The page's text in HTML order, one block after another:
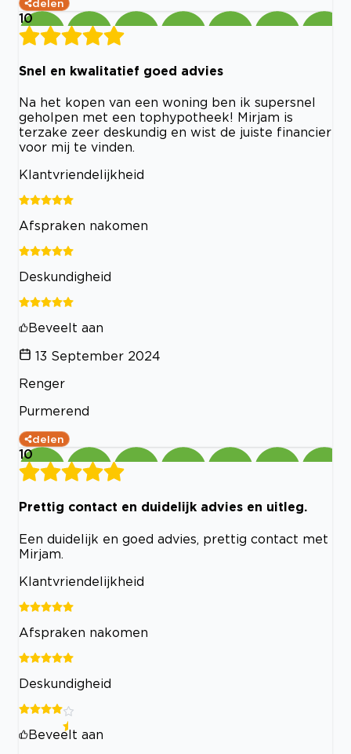
delen
10
Snel en kwalitatief goed advies
Na het kopen van een woning ben ik supersnel
geholpen met een tophypotheek! Mirjam is
terzake zeer deskundig en wist de juiste financier
voor mij te vinden.
Klantvriendelijkheid
Afspraken nakomen
Deskundigheid
Beveelt aan
13 September 2024
Renger
Purmerend
delen
10
Prettig contact en duidelijk advies en uitleg.
Een duidelijk en goed advies, prettig contact met
Mirjam.
Klantvriendelijkheid
Afspraken nakomen
Deskundigheid
Beveelt aan